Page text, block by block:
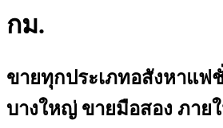
กม.
ขายทุกประเภทอสังหาแฟ
บางใหญ่ ขายมือสอง ภาย